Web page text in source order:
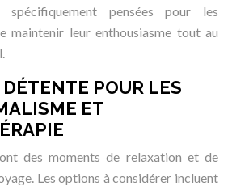
spécifiquement pensées pour les
maintenir leur enthousiasme tout au
POUR LES
ET
des moments de relaxation et de
Les options à considérer incluent